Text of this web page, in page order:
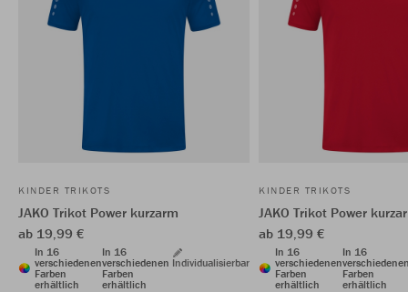
KINDER TRIKOTS
JAKO Trikot Power kurzarm
ab 19,99 €
In 16
verschiedenen
Farben
erhältlich
In 16
verschiedenen
Farben
erhältlich
Individualisierbar
KINDER TRIKOTS
JAKO Trikot Power
ab 19,99 €
In 16
verschiedenen
Farben
erhältlich
In 16
Farben
erhältlich